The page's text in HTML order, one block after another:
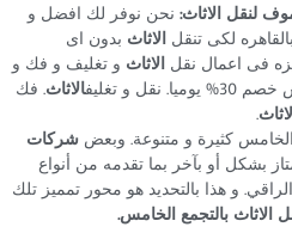
لنقل الاثاث: نحن نوفر لك افضل و
بالقاهره لكى تنقل الاثاث بدون اى
فى اعمال نقل الاثاث و تغليف و فك و
نقل و تغليف الاثاث. فك
.
كثيرة و متنوعة. وبعض شركات
بشكل أو بآخر بما تقدمه من أنواع
و هذا بالتحديد هو محور تمميز تلك
بالتجمع الخامس.